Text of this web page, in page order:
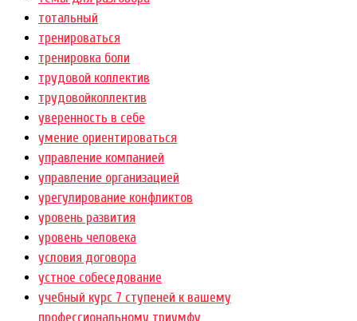
тотальный
тренироваться
тренировка боли
трудовой коллектив
трудовойколлектив
уверенность в себе
умение ориентироваться
управление компанией
управление организацией
урегулирование конфликтов
уровень развития
уровень человека
условия договора
устное собеседование
учебный курс 7 ступеней к вашему
профессиональному триумфу